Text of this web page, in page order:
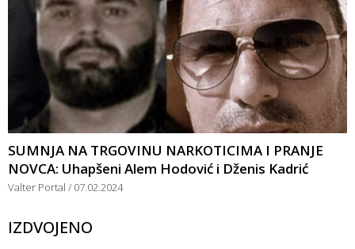
SUMNJA NA TRGOVINU NARKOTICIMA I PRANJE
NOVCA: Uhapšeni Alem Hodović i Dženis Kadrić
Valter Portal 07.02.2024
IZDVOJENO